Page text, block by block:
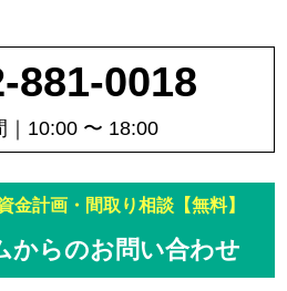
881-0018
｜10:00 〜 18:00
金計画・間取り相談【無料】
からのお問い合わせ